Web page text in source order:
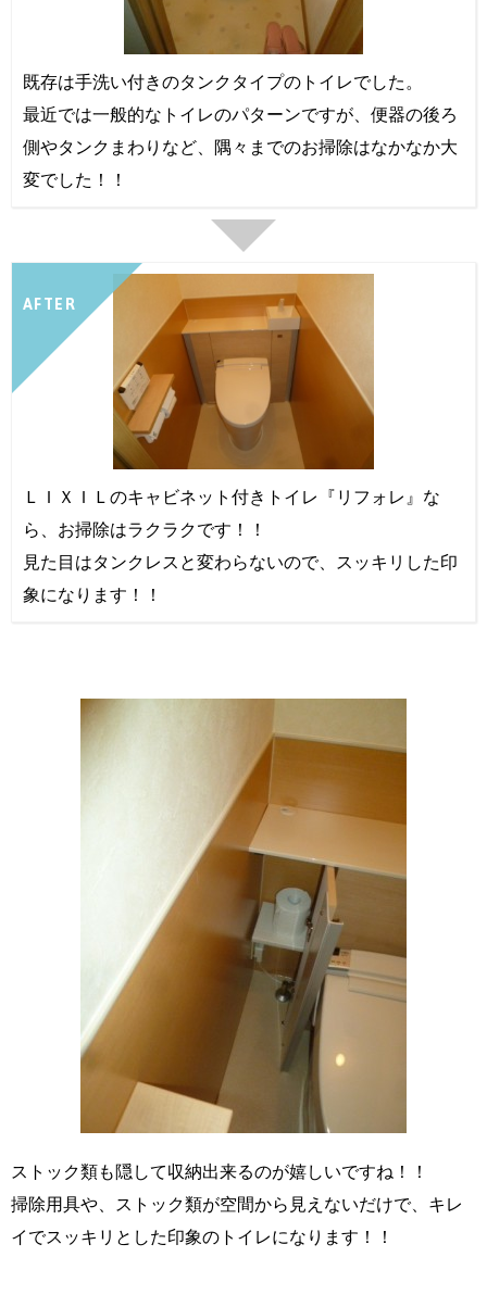
既存は手洗い付きのタンクタイプのトイレでした。
最近では一般的なトイレのパターンですが、便器の後ろ
側やタンクまわりなど、隅々までのお掃除はなかなか大
変でした！！
AFTER
ＬＩＸＩＬのキャビネット付きトイレ『リフォレ』な
ら、お掃除はラクラクです！！
見た目はタンクレスと変わらないので、スッキリした印
象になります！！
ストック類も隠して収納出来るのが嬉しいですね！！
掃除用具や、ストック類が空間から見えないだけで、キレ
イでスッキリとした印象のトイレになります！！